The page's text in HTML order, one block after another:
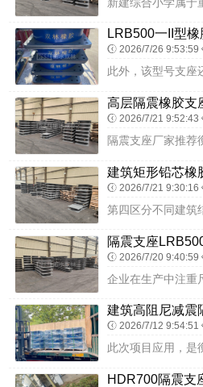
2026/7/26 9:53:59
2026/7/21 9:52:43
2026/7/21 9:30:16
2026/7/20 9:40:59
2026/7/12 9:54:51